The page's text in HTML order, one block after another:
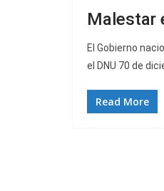
Malestar
El Gobierno
el DNU 70 de
Read More